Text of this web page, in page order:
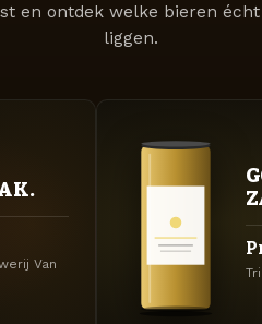
en ontdek welke bieren
liggen.
Van